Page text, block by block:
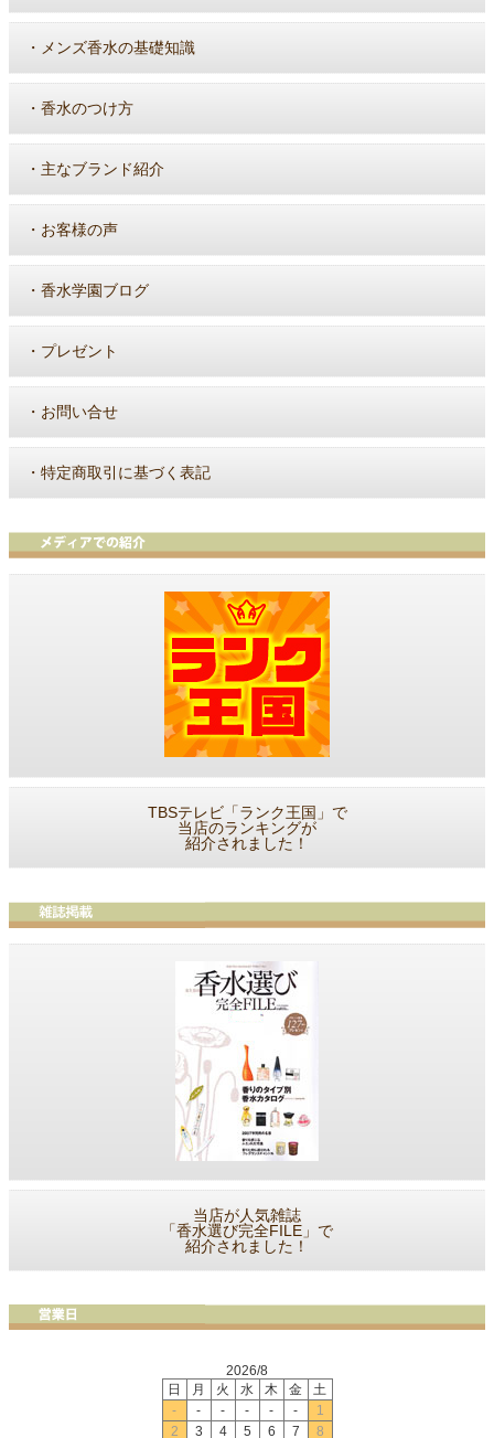
・ メンズ香水の基礎知識
・ 香水のつけ方
・ 主なブランド紹介
・ お客様の声
・ 香水学園ブログ
・ プレゼント
・ お問い合せ
・ 特定商取引に基づく表記
TBSテレビ「ランク王国」で
当店のランキングが
紹介されました！
当店が人気雑誌
「香水選び完全FILE」で
紹介されました！
2026/8
日
月 火 水 木 金
土
-
- - - - -
1
2
3 4 5 6 7 8